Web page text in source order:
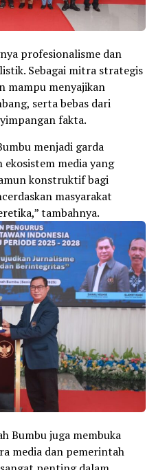
profesionalisme dan
Sebagai mitra strategis
mampu menyajikan
serta bebas dari
fakta.
menjadi garda
media yang
konstruktif bagi
masyarakat
tambahnya.
Bumbu juga membuka
media dan pemerintah